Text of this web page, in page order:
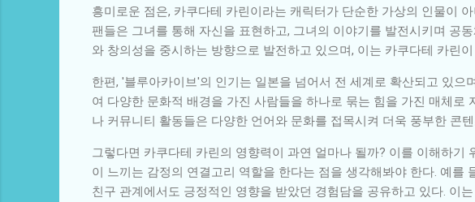
흥미로운 점은, 카쿠다테 카린이라는 캐릭터가 단순한 가상의 인물이
팬들은 그녀를 통해 자신을 표현하고, 그녀의 이야기를 발전시키며 공
와 창의성을 중시하는 방향으로 발전하고 있으며, 이는 카쿠다테 카린
한편, '블루아카이브'의 인기는 일본을 넘어서 전 세계로 확산되고 있
여 다양한 문화적 배경을 가진 사람들을 하나로 묶는 힘을 가진 매체로
나 커뮤니티 활동들은 다양한 언어와 문화를 접목시켜 더욱 풍부한 콘
그렇다면 카쿠다테 카린의 영향력이 과연 얼마나 될까? 이를 이해하
이 느끼는 감정의 연결고리 역할을 한다는 점을 생각해봐야 한다. 예
친구 관계에서도 긍정적인 영향을 받았던 경험담을 공유하고 있다. 이